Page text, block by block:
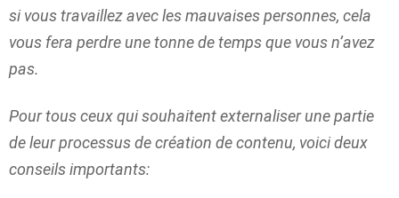
si vous travaillez avec les mauvaises personnes, cela
vous fera perdre une tonne de temps que vous n’avez
pas.
Pour tous ceux qui souhaitent externaliser une partie
de leur processus de création de contenu, voici deux
conseils importants: